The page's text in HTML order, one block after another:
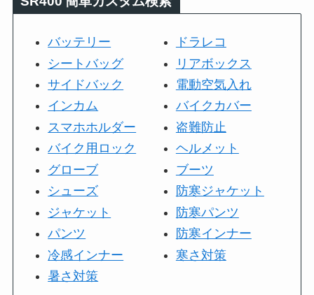
バッテリー
シートバッグ
サイドバック
インカム
スマホホルダー
バイク用ロック
グローブ
シューズ
ジャケット
パンツ
冷感インナー
暑さ対策
ドラレコ
リアボックス
電動空気入れ
バイクカバー
盗難防止
ヘルメット
ブーツ
防寒ジャケット
防寒パンツ
防寒インナー
寒さ対策